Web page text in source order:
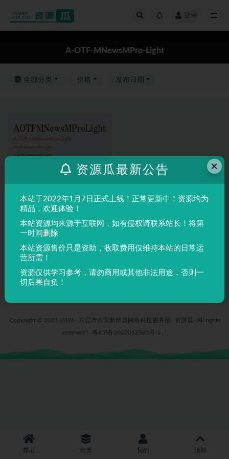
登录
A-OTF-MNewsMPro-Light
全部分类 价格 发布日期
英文字体
OTF-MNewsMPro-Light
Copyright © 2021-2026 东莞市长安新烨晟网络科技服务部
资源瓜- All rights
reserved
粤ICP备2022052385号-1
首页 分类 我的 顶部
×
资源瓜最新公告
本站于2022年1月7日正式上线！正常更新中！资源均为
精品，欢迎体验！
本站资源均来源于互联网，如有侵权请联系站长！将第
一时间删除
本站资源售价只是资助，收取费用仅维持本站的日常运
营所需！
资源仅供学习参考，请勿商用或其他非法用途，否则一
切后果自负！